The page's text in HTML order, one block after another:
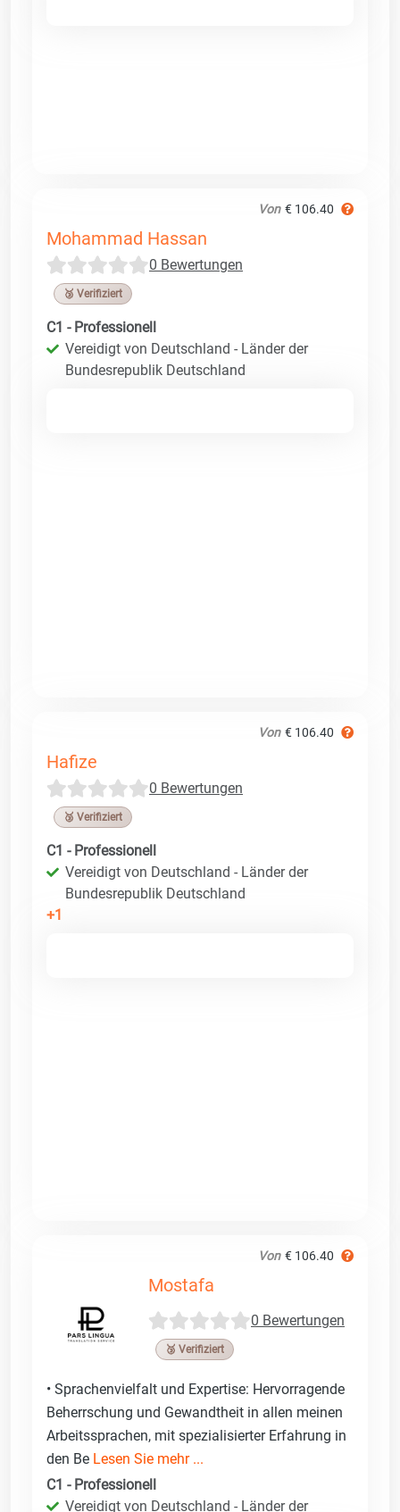
Von € 106.40
Mohammad Hassan
0 Bewertungen
🥉 Verifiziert
C1 - Professionell
Vereidigt von Deutschland - Länder der
Bundesrepublik Deutschland
Von € 106.40
Hafize
0 Bewertungen
🥉 Verifiziert
C1 - Professionell
Vereidigt von Deutschland - Länder der
Bundesrepublik Deutschland
+1
Von € 106.40
Mostafa
0 Bewertungen
🥉 Verifiziert
• Sprachenvielfalt und Expertise: Hervorragende
Beherrschung und Gewandtheit in allen meinen
Arbeitssprachen, mit spezialisierter Erfahrung in
den Be Lesen Sie mehr ...
C1 - Professionell
Vereidigt von Deutschland - Länder der